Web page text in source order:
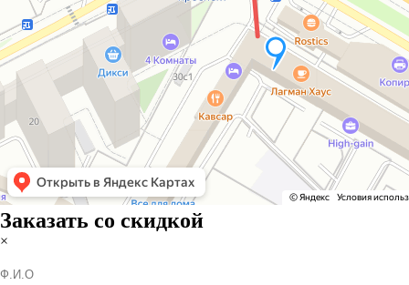
Заказать со скидкой
×